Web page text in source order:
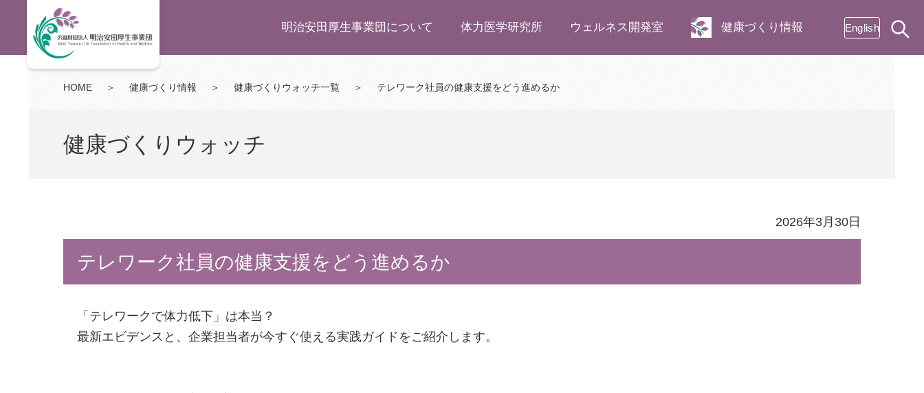
明治安田厚生事業団について 体力医学研究所 ウェルネス開発室 健康づくり情報 English
HOME ＞ 健康づくり情報 ＞ 健康づくりウォッチ一覧 ＞ テレワーク社員の健康支援をどう進めるか
健康づくりウォッチ
2026年3月30日
テレワーク社員の健康支援をどう進めるか
「テレワークで体力低下」は本当？
最新エビデンスと、企業担当者が今すぐ使える実践ガイドをご紹介します。